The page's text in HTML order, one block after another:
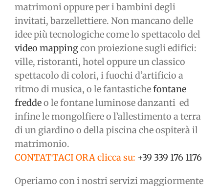
matrimoni oppure per i bambini degli
invitati, barzellettiere. Non mancano delle
idee più tecnologiche come lo spettacolo del
video mappingcon proiezione sugli edifici:
ville, ristoranti, hotel oppure un classico
spettacolo di colori, i fuochi d’artificio a
ritmo di musica, o le fantastichefontane
freddeo le fontane luminose danzanti ed
infine le mongolfiere o l’allestimento a terra
di un giardino o della piscina che ospiterà il
matrimonio.
CONTATTACI ORA clicca su: +39 339 176 1176
Operiamo con i nostri servizi maggiormente